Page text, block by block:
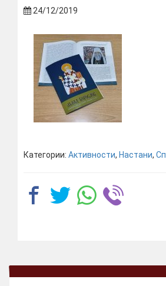
24/12/2019
Категории: Активности, Настани,